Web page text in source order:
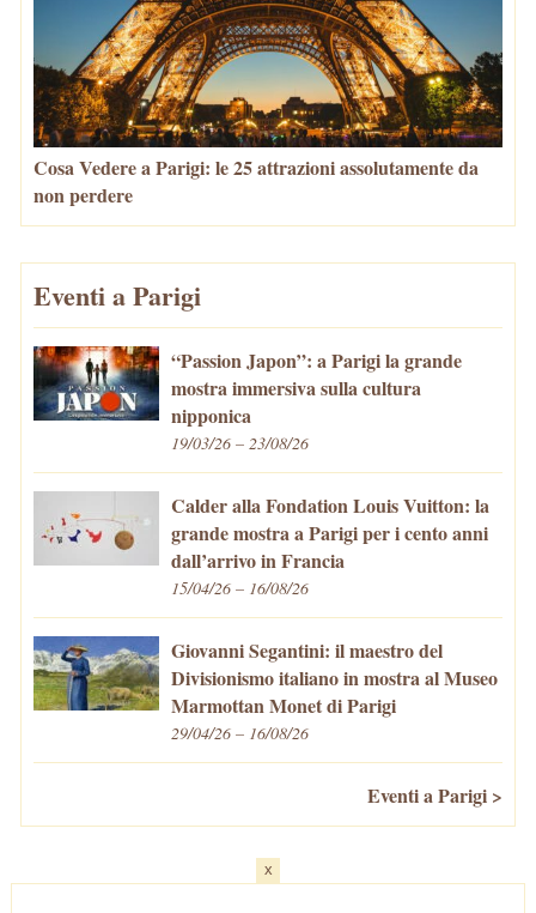
Cosa Vedere a Parigi: le 25 attrazioni assolutamente da
non perdere
Eventi a Parigi
“Passion Japon”: a Parigi la grande
mostra immersiva sulla cultura
nipponica
19/03/26 – 23/08/26
Calder alla Fondation Louis Vuitton: la
grande mostra a Parigi per i cento anni
dall’arrivo in Francia
15/04/26 – 16/08/26
Giovanni Segantini: il maestro del
Divisionismo italiano in mostra al Museo
Marmottan Monet di Parigi
29/04/26 – 16/08/26
Eventi a Parigi >
x